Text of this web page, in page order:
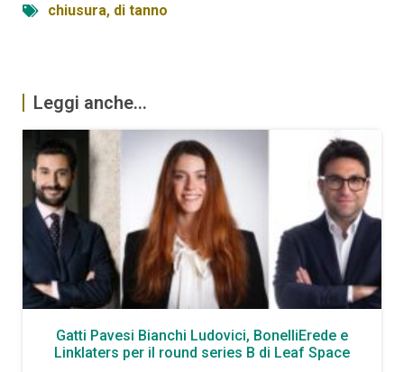
chiusura, di tanno
Leggi anche...
Gatti Pavesi Bianchi Ludovici, BonelliErede e
Linklaters per il round series B di Leaf Space